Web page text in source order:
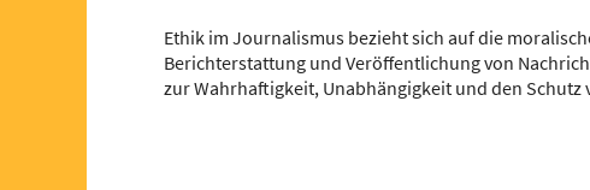
Ethik im Journalismus bezieht sich auf die
Berichterstattung und Veröffentlichung von
zur Wahrhaftigkeit, Unabhängigkeit und den Schutz